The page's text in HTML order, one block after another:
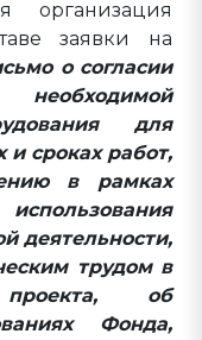
организация
заявки на
о согласии
для
и сроках работ,
в рамках
деятельности,
трудом в
об
Фонда,